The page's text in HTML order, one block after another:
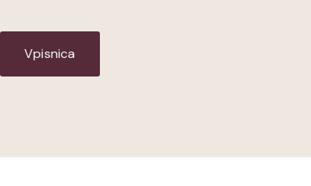
Vpisnica